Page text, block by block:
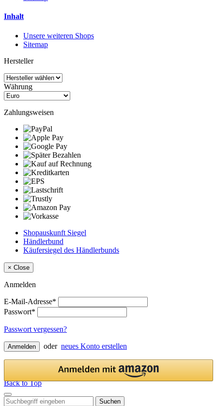
Inhalt
Unsere weiteren Shops
Sitemap
Hersteller
Währung
Zahlungsweisen
Shopauskunft Siegel
Händlerbund
Käufersiegel des Händlerbunds
× Close
Anmelden
E-Mail-Adresse*
Passwort*
Passwort vergessen?
Anmelden oder neues Konto erstellen
Back to Top
Suchen